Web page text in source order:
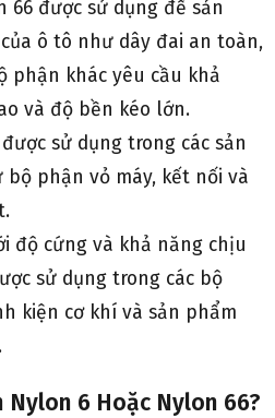
66 được sử dụng để sản
ô tô như dây đai an toàn,
phận khác yêu cầu khả
và độ bền kéo lớn.
sử dụng trong các sản
phận vỏ máy, kết nối và
độ cứng và khả năng chịu
sử dụng trong các bộ
kiện cơ khí và sản phẩm
Nylon 6 Hoặc Nylon 66?